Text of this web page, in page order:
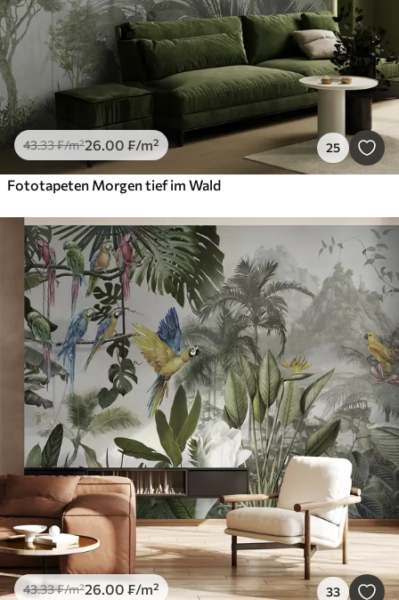
43.33₣/m²26.00 ₣/m² 25
Fototapeten Morgen tief im Wald
43.33₣/m²26.00 ₣/m² 33